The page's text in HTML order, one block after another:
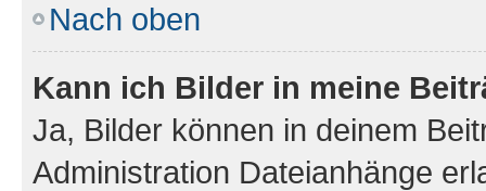
Nach oben
Kann ich Bilder in meine
Ja, Bilder können in deinem
Administration Dateianhänge